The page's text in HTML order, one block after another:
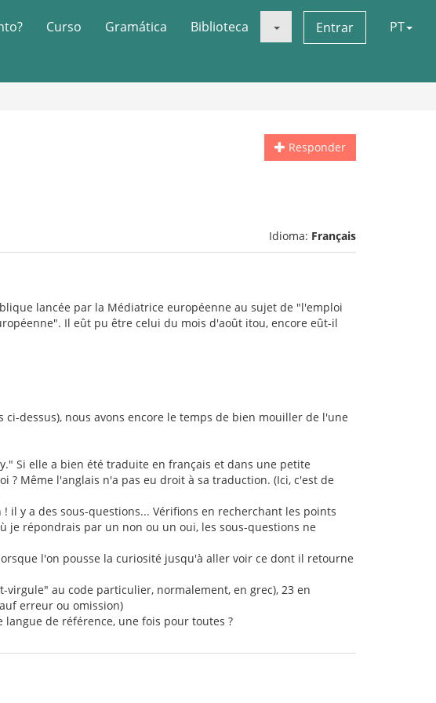
Curso Gramática Biblioteca Entrar PT
Responder
Idioma: Français
lancée par la Médiatrice européenne au sujet de "l'emploi
Il eût pu être celui du mois d'août itou, encore eût-il
ci-dessus), nous avons encore le temps de bien mouiller de l'une
Si elle a bien été traduite en français et dans une petite
? Même l'anglais n'a pas eu droit à sa traduction. (Ici, c'est de
il y a des sous-questions... Vérifions en recherchant les points
je répondrais par un non ou un oui, les sous-questions ne
l'on pousse la curiosité jusqu'à aller voir ce dont il retourne
au code particulier, normalement, en grec), 23 en
erreur ou omission)
de référence, une fois pour toutes ?